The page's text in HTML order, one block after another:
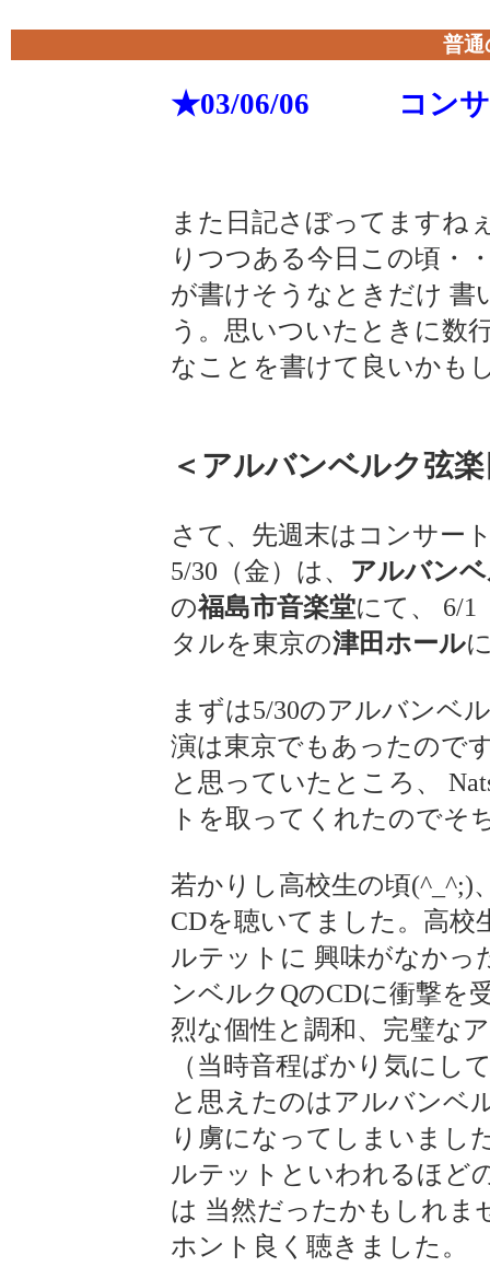
普通
★03/06/06 コンサ
また日記さぼってますね
りつつある今日この頃・
が書けそうなときだけ
う。思いついたときに数
なことを書けて良いかも
＜アルバンベルク弦
さて、先週末はコンサー
5/30（金）は、 アルバン
の福島市音楽堂にて、 6/1
タルを東京の津田ホール
まずは5/30のアルバンベ
演は東京でもあったので
と思っていたところ、
トを取ってくれたのでそ
若かりし高校生の頃(^_^;)
CDを聴いてました。高
ルテットに 興味がなかっ
ンベルクQのCDに衝撃を
烈な個性と調和、完璧な
（当時音程ばかり気にし
と思えたのはアルバンベ
り虜になってしまいまし
ルテットといわれるほど
は 当然だったかもしれま
ホント良く聴きました。